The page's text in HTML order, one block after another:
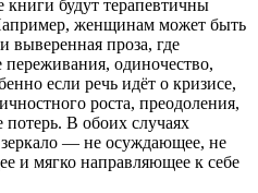
книги будут терапевтичны
женщинам может быть
выверенная проза, где
одиночество,
если речь идёт о кризисе,
роста, преодоления,
потерь. В обоих случаях
зеркало — не осуждающее, не
и мягко направляющее к себе